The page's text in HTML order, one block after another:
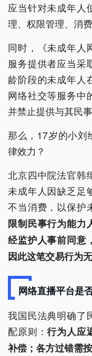
应当针对未成年人
理、权限管理、消
同时，《未成年人
服务提供者应当采
龄阶段的未成年人
网络社交等服务中
并禁止提供与其民
那么，17岁的小刘
律效力？
北京四中院法官韩
未成年人因缺乏足
不当消费，以保护
限制民事行为能力
经监护人事前同意
因此这笔交易行为无
网络直播平台是
我国民法典明确了
配原则：行为人应
补偿；各方过错需